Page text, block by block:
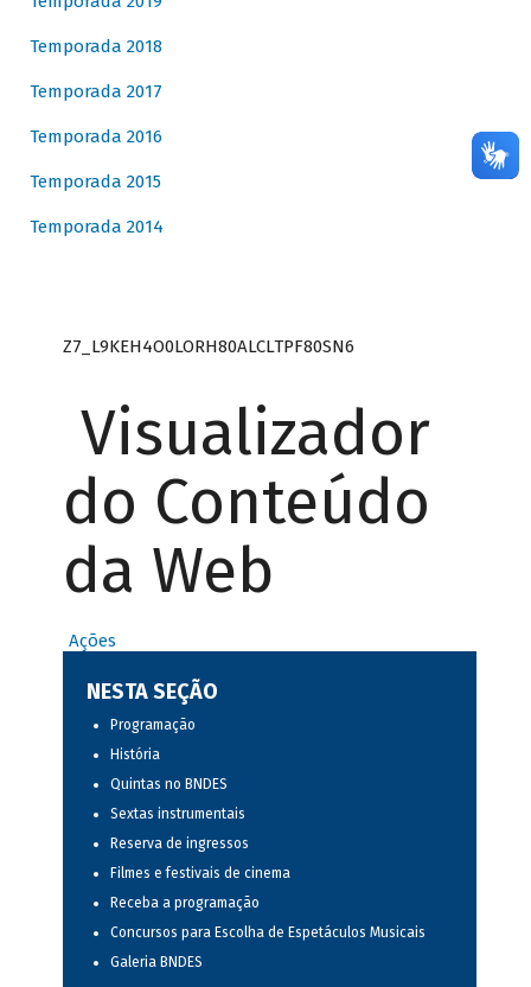
Temporada 2018
Temporada 2017
Temporada 2016
Temporada 2015
Temporada 2014
Z7_L9KEH4O0LORH80ALCLTPF80SN6
Visualizador
do Conteúdo
da Web
Ações
NESTA SEÇÃO
Programação
História
Quintas no BNDES
Sextas instrumentais
Reserva de ingressos
Filmes e festivais de cinema
Receba a programação
Concursos para Escolha de Espetáculos Musicais
Galeria BNDES